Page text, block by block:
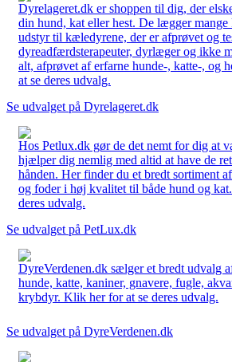
Dyrelageret.dk er shoppen til dig, der
din hund, kat eller hest. De lægger
udstyr til kæledyrene, der er afprøvet og
dyreadfærdsterapeuter, dyrlæger og ikke
alt, afprøvet af erfarne hunde-, katte-, og
at se deres udvalg.
Se udvalget på Dyrelageret.dk
Hos Petlux.dk gør de det nemt for dig at
hjælper dig nemlig med altid at have de
hånden. Her finder du et bredt sortiment
og foder i høj kvalitet til både hund og
deres udvalg.
Se udvalget på PetLux.dk
DyreVerdenen.dk sælger et bredt udvalg
hunde, katte, kaniner, gnavere, fugle,
krybdyr. Klik her for at se deres udvalg.
Se udvalget på DyreVerdenen.dk